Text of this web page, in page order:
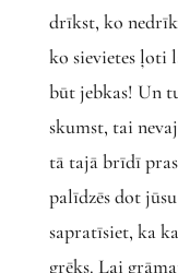
drīkst, ko
ko sievietes ļoti
būt jebkas! Un
skumst, tai
tā tajā brīdī
palīdzēs dot
sapratīsiet, ka
grēks. Lai